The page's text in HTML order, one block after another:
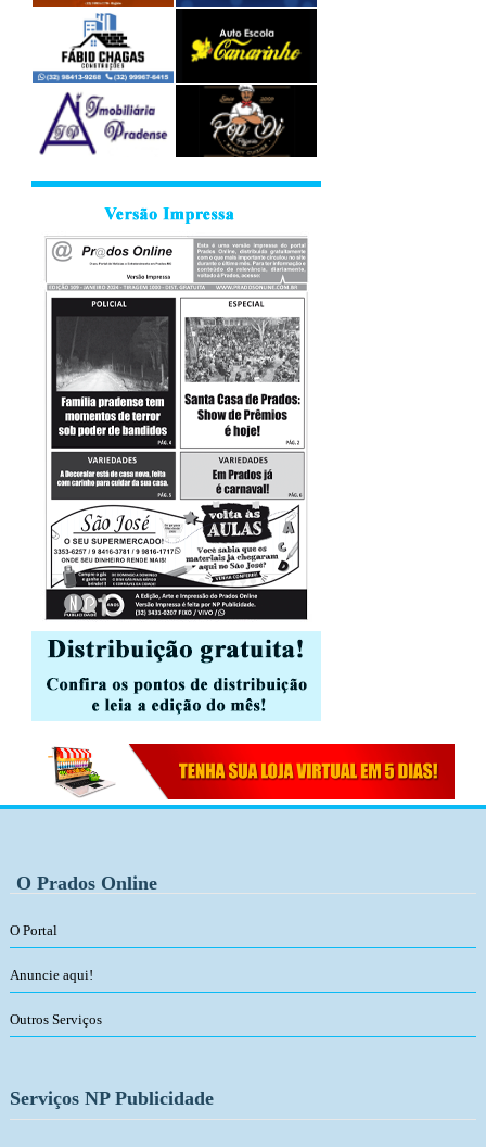
O Prados Online
O Portal
Anuncie aqui!
Outros Serviços
Serviços NP Publicidade